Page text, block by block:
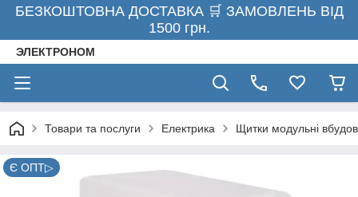
БЕЗКОШТОВНА ДОСТАВКА 🛒 ЗАМОВЛЕНЬ ВІД
1500 грн.
ЭЛЕКТРОНОМ
Товари та послуги Електрика Щитки модульні
Є ОПТ▷